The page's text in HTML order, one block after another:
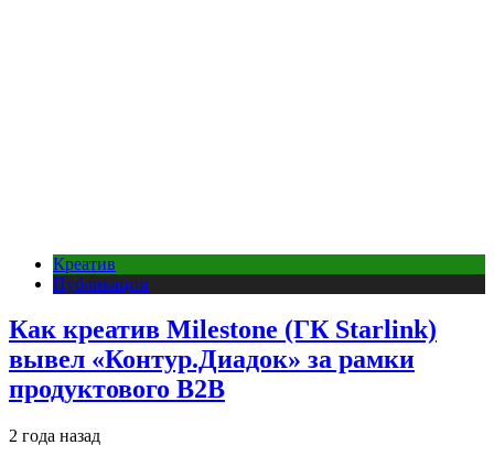
Креатив
Публикации
Как креатив Milestone (ГК Starlink)
вывел «Контур.Диадок» за рамки
продуктового B2B
2 года назад